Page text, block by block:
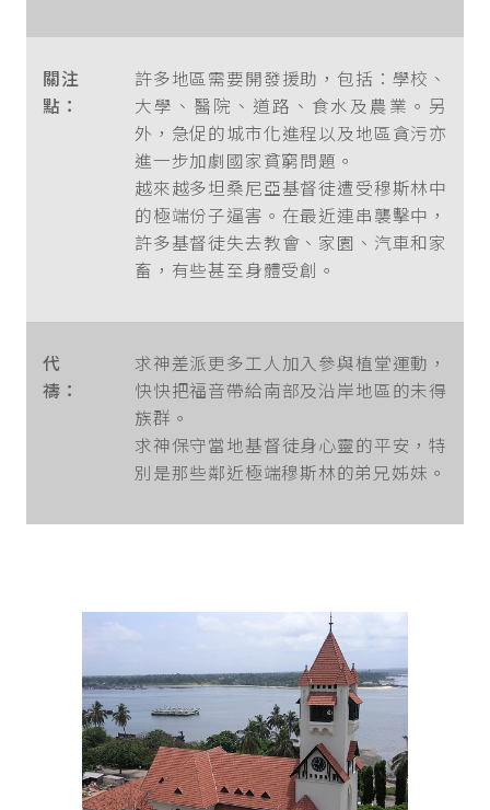
關注
點：
許多地區需要開發援助，包括：學校、
大學、醫院、道路、食水及農業。另
外，急促的城市化進程以及地區貪污亦
進一步加劇國家貧窮問題。
越來越多坦桑尼亞基督徒遭受穆斯林中
的極端份子逼害。在最近連串襲擊中，
許多基督徒失去教會、家園、汽車和家
畜，有些甚至身體受創。
代
禱：
求神差派更多工人加入參與植堂運動，
快快把福音帶給南部及沿岸地區的未得
族群。
求神保守當地基督徒身心靈的平安，特
別是那些鄰近極端穆斯林的弟兄姊妹。